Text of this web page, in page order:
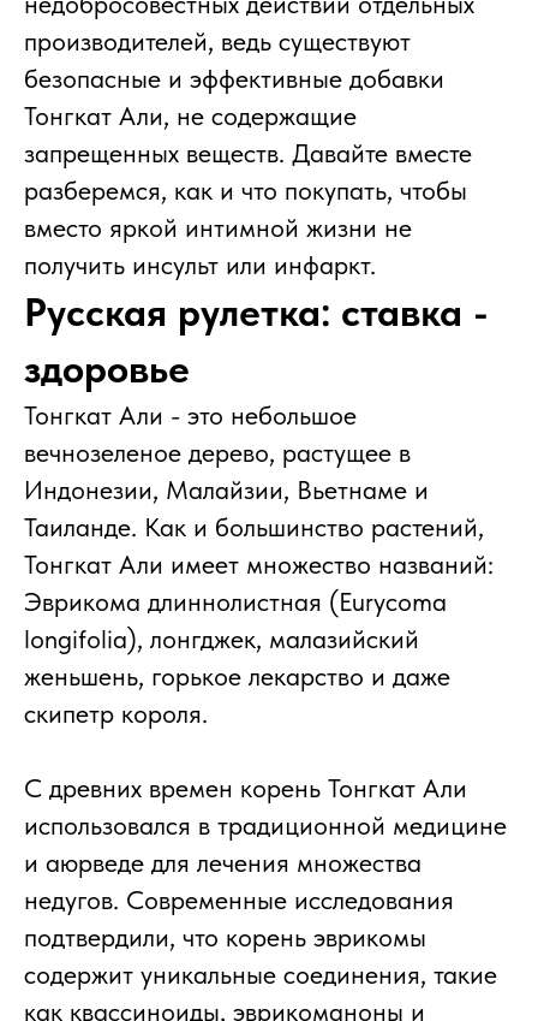
производителей, ведь существуют
безопасные и эффективные добавки
Тонгкат Али, не содержащие
запрещенных веществ. Давайте вместе
разберемся, как и что покупать, чтобы
вместо яркой интимной жизни не
получить инсульт или инфаркт.
Русская рулетка: ставка -
здоровье
Тонгкат Али - это небольшое
вечнозеленое дерево, растущее в
Индонезии, Малайзии, Вьетнаме и
Таиланде. Как и большинство растений,
Тонгкат Али имеет множество названий:
Эврикома длиннолистная (Eurycoma
longifolia), лонгджек, малазийский
женьшень, горькое лекарство и даже
скипетр короля.
С древних времен корень Тонгкат Али
использовался в традиционной медицине
и аюрведе для лечения множества
недугов. Современные исследования
подтвердили, что корень эврикомы
содержит уникальные соединения, такие
как квассиноиды, эврикоманоны и